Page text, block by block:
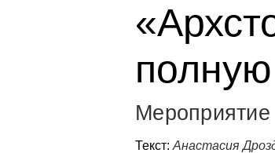
Текст: Анастасия